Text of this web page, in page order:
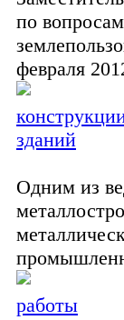
по
февраля
зданий
Одним из
работы